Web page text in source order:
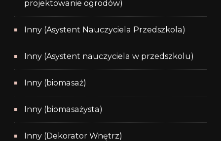
projektowanie ogrodów)
Inny (Asystent Nauczyciela Przedszkola)
Inny (Asystent nauczyciela w przedszkolu)
Inny (biomasaż)
Inny (biomasażysta)
Inny (Dekorator Wnętrz)